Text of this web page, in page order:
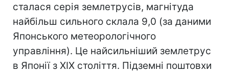
сталася серія землетрусів, магнітуда
найбільш сильного склала 9,0 (за даними
Японського метеорологічного
управління). Це найсильніший землетрус
в Японії з XIX століття. Підземні поштовхи